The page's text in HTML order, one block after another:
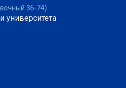
36-74)
университета